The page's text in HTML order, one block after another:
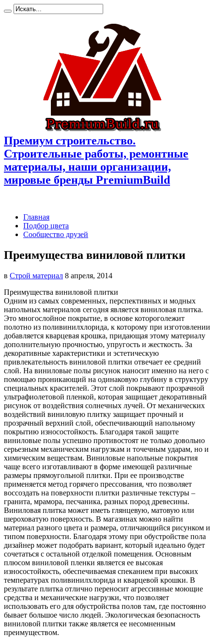
Премиум cтроительство.
Cтроительные работы, ремонтные
материалы, наши организации,
мировые бренды PremiumBuild
Главная
Подбор цвета
Сообщество друзей
Преимущества виниловой плитки
в Строй материал 8 апреля, 2014
Преимущества виниловой плитки
Одним из самых современных, перспективных и модных
напольных материалов сегодня является виниловая плитка.
Это многослойное покрытие, в основе котороголежит
полотно из поливинилхлорида, к которому при изготовлении
добавляется кварцевая крошка, придающая этому материалу
дополнительную прочностью, упругость и жесткость. За
декоративные характеристики и эстетическую
привлекательность виниловой плитки отвечает ее средний
слой. На виниловые полы рисунок наносит именно на него с
помощью проникающий на одинаковую глубину в структуру
специальных красителей. Этот слой покрывают прозрачной
ультрафиолетовой пленкой, которая защищает декоративный
рисунок от воздействия солнечных лучей. От механических
воздействий виниловую плитку защищает прочный и
прозрачный верхний слой, обеспечивающий напольному
покрытию износостойкость. Благодаря такой защите
виниловые полы успешно противостоят не только довольно
серьезным механическим нагрузкам и точечным ударам, но и
химическим веществам. Виниловые напольные покрытия
чаще всего изготавливают в форме имеющей различные
размеры прямоугольной плитки. При ее производстве
применяется метод горячего прессования, что позволяет
воссоздать на поверхности плитки различные текстуры –
гранита, мрамора, песчаника, разных пород древесины.
Виниловая плитка может иметь глянцевую, матовую или
шероховатую поверхность. В магазинах можно найти
материал разного цвета и размера, отличающийся рисунком и
типом поверхности. Благодаря этому при обустройстве пола
дизайнер может подобрать вариант, который идеально будет
сочетаться с остальной отделкой помещения. Основным
плюсом виниловой пленки является ее высокая
износостойкость, обеспечиваемая спеканием при высоких
температурах поливинилхлорида и кварцевой крошки. В
результате плитка отлично переносит агрессивные моющие
средства и механические нагрузки, что позволяет
использовать его для обустройства полов там, где постоянно
бывает большое число людей. Экологическая безопасность
виниловой плитки также является ее несомненным
преимуществом.